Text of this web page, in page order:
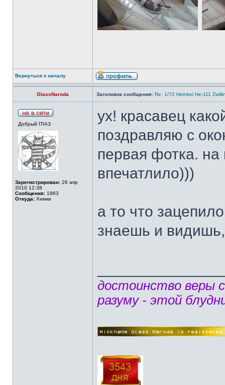
Вернуться к началу
GlassNaroda Заголовок сообщения: Re: 1/72 Heinkel He-111
Добрый ГЛАЗ
Зарегистрирован: 26 апр
2010 12:38
Сообщения: 1963
Откуда: Химки
ух! красавец
поздравляю с
первая фотка.
впечатлило)))
а то что
знаешь и видишь,
достоинство веры
разуму - этой